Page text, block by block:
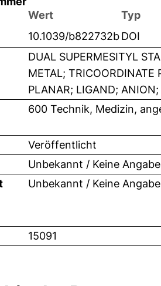
Wert
Typ
10.1039/b822732bDOI
DUAL SUPERMESITYL
METAL; TRICOORDINATE
PLANAR; LIGAND; ANION;
600 Technik, Medizin,
Veröffentlicht
Unbekannt / Keine Angabe
Unbekannt / Keine Angabe
15091